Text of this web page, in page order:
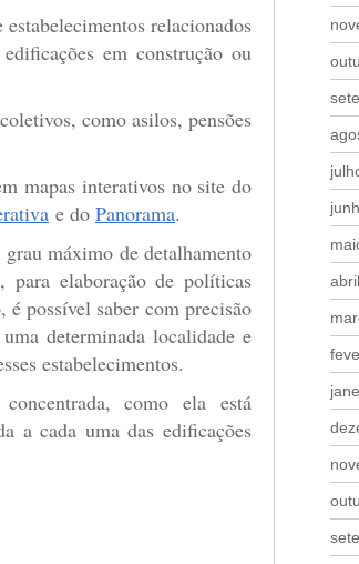
relacionados
em construção ou
como asilos, pensões
mapas interativos no site do
e do Panorama.
máximo de detalhamento
para elaboração de políticas
é possível saber com precisão
determinada localidade e
estabelecimentos.
como ela está
a cada uma das edificações